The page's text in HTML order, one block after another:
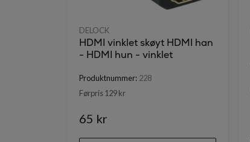
DELOCK
HDMI vinklet skøyt HDMI han
- HDMI hun - vinklet
Produktnummer: 228
Førpris 129 kr
65 kr